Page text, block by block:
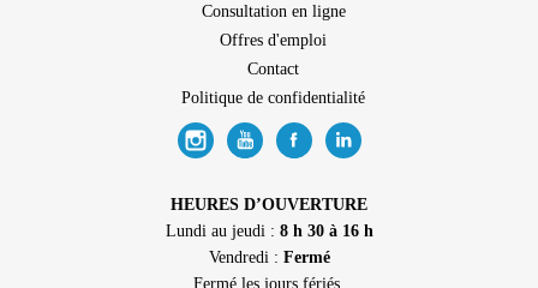
Consultation en ligne
Offres d'emploi
Contact
Politique de confidentialité
HEURES D’OUVERTURE
Lundi au jeudi : 8 h 30 à 16 h
Vendredi : Fermé
Fermé les jours fériés.